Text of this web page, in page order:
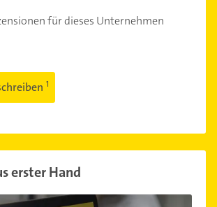
für dieses Unternehmen
erster Hand